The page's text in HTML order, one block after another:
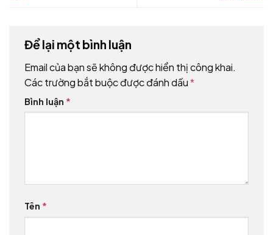
Để lại một bình luận
Email của bạn sẽ không được hiển thị công khai.
Các trường bắt buộc được đánh dấu*
Bình luận *
Tên *